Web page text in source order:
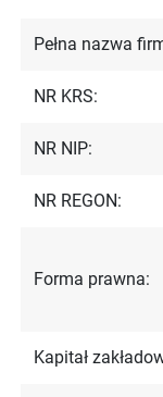
Pełna nazwa
NR KRS:
NR NIP:
NR REGON:
Forma prawna:
Kapitał